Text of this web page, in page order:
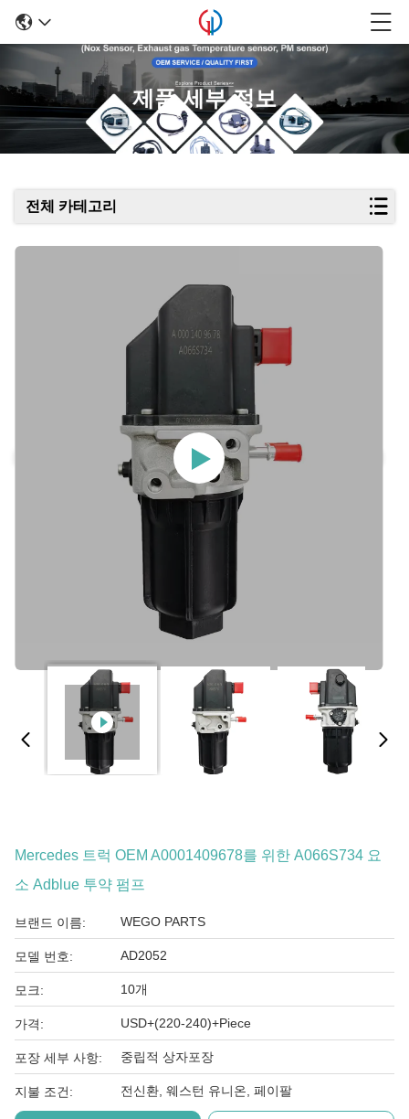
제품 세부 정보
전체 카테고리
Mercedes 트럭 OEM A0001409678를 위한 A066S734 요
소 Adblue 투약 펌프
브랜드 이름: WEGO PARTS
모델 번호: AD2052
모크: 10개
가격: USD+(220-240)+Piece
포장 세부 사항: 중립적 상자포장
지불 조건: 전신환, 웨스턴 유니온, 페이팔